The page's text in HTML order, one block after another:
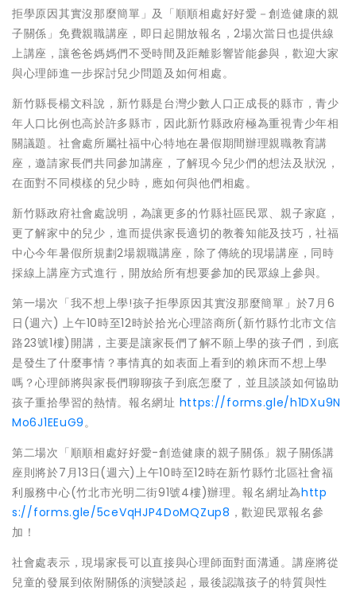
拒學原因其實沒那麼簡單」及「順順相處好好愛－創造健康的親
子關係」免費親職講座，即日起開放報名，2場次當日也提供線
上講座，讓爸爸媽媽們不受時間及距離影響皆能參與，歡迎大家
與心理師進一步探討兒少問題及如何相處。
新竹縣長楊文科說，新竹縣是台灣少數人口正成長的縣市，青少
年人口比例也高於許多縣市，因此新竹縣政府極為重視青少年相
關議題。社會處所屬社福中心特地在暑假期間辦理親職教育講
座，邀請家長們共同參加講座，了解現今兒少們的想法及狀況，
在面對不同模樣的兒少時，應如何與他們相處。
新竹縣政府社會處說明，為讓更多的竹縣社區民眾、親子家庭，
更了解家中的兒少，進而提供家長適切的教養知能及技巧，社福
中心今年暑假所規劃2場親職講座，除了傳統的現場講座，同時
採線上講座方式進行，開放給所有想要參加的民眾線上參與。
第一場次「我不想上學!孩子拒學原因其實沒那麼簡單」於7月6
日(週六) 上午10時至12時於拾光心理諮商所(新竹縣竹北市文信
路23號1樓)開講，主要是讓家長們了解不願上學的孩子們，到底
是發生了什麼事情？事情真的如表面上看到的賴床而不想上學
嗎？心理師將與家長們聊聊孩子到底怎麼了，並且談談如何協助
孩子重拾學習的熱情。報名網址 https://forms.gle/h1DXu9N
Mo6J1EEuG9。
第二場次「順順相處好好愛-創造健康的親子關係」親子關係講
座則將於7月13日(週六)上午10時至12時在新竹縣竹北區社會福
利服務中心(竹北市光明二街91號4樓)辦理。報名網址為http
s://forms.gle/5ceVqHJP4DoMQZup8 ，歡迎民眾報名參
加！
社會處表示，現場家長可以直接與心理師面對面溝通。講座將從
兒童的發展到依附關係的演變談起，最後認識孩子的特質與性